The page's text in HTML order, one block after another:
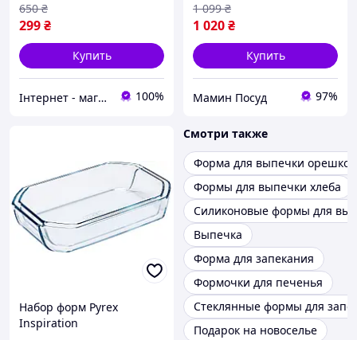
299₴
650 ₴
Купить
Інтернет - магазин «Все для дому» 100%
1 020₴
1 099 ₴
Купить
Мамин Посуд 97%
Набор форм Pyrex
Inspiration
Смотри также
Форма для выпечки орешков
Формы для выпечки хлеба
Силиконовые формы для
Выпечка
Форма для запекания
Формочки для печенья
Стеклянные формы для
Подарок на новоселье